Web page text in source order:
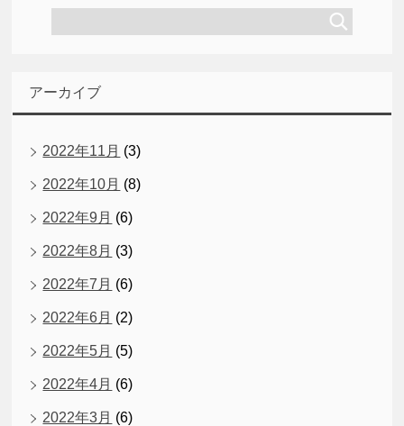
アーカイブ
2022年11月 (3)
2022年10月 (8)
2022年9月 (6)
2022年8月 (3)
2022年7月 (6)
2022年6月 (2)
2022年5月 (5)
2022年4月 (6)
2022年3月 (6)